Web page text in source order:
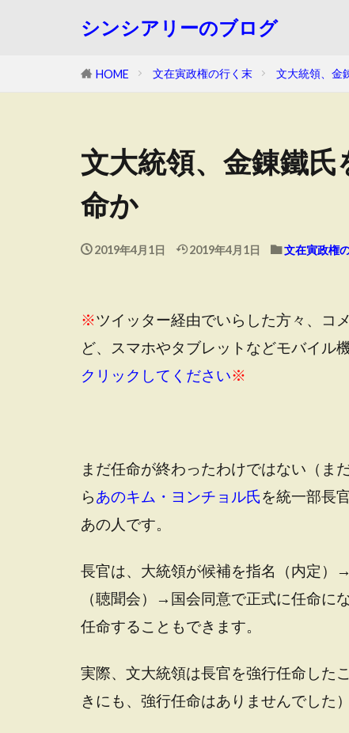
シンシアリーのブログ
HOME 文在寅政権の行く末 文大統領、金
文大統領、金錬鐵
命か
2019年4月1日 2019年4月1日 文在寅政権
※ツイッター経由でいらした方々、コ
ど、スマホやタブレットなどモバイル
クリックしてください※
まだ任命が終わったわけではない（ま
らあのキム・ヨンチョル氏を統一部長
あの人です。
長官は、大統領が候補を指名（内定）
（聴聞会）→国会同意で正式に任命に
任命することもできます。
実際、文大統領は長官を強行任命した
きにも、強行任命はありませんでした）